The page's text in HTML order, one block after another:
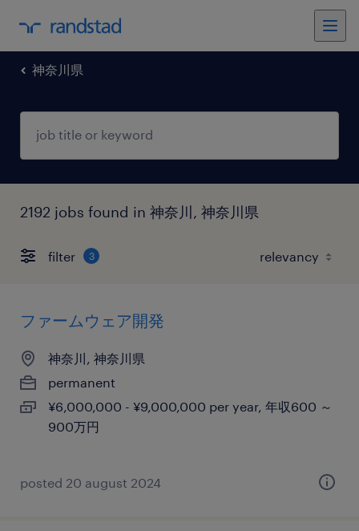
神奈川県
2192 jobs found in 神奈川, 神奈川県
filter 3
ファームウェア開発
神奈川, 神奈川県
permanent
¥6,000,000 - ¥9,000,000 per year, 年収600 ～
900万円
posted 20 august 2024